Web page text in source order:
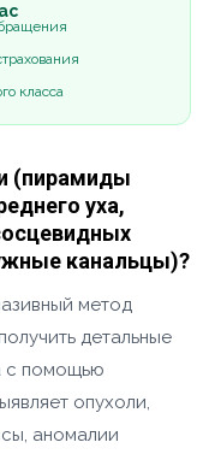
класса
(пирамиды
уха,
канальцы)?
метод
детальные
с помощью
опухоли,
аномалии